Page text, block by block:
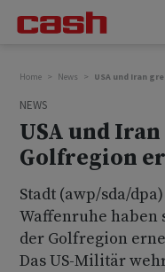
Home News USA und Iran
NEWS
USA und
Golfregion
Stadt (awp/sda/
Waffenruhe haben
der Golfregion
Das US-Militär